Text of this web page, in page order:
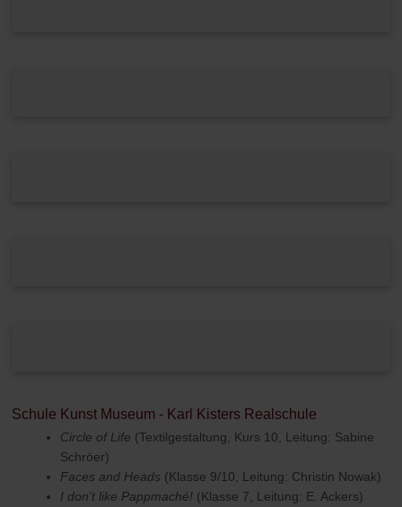
Schule Kunst Museum - Karl Kisters Realschule
Circle of Life (Textilgestaltung, Kurs 10, Leitung: Sabine
Schröer)
Faces and Heads (Klasse 9/10, Leitung: Christin Nowak)
I don't like Pappmaché! (Klasse 7, Leitung: E. Ackers)